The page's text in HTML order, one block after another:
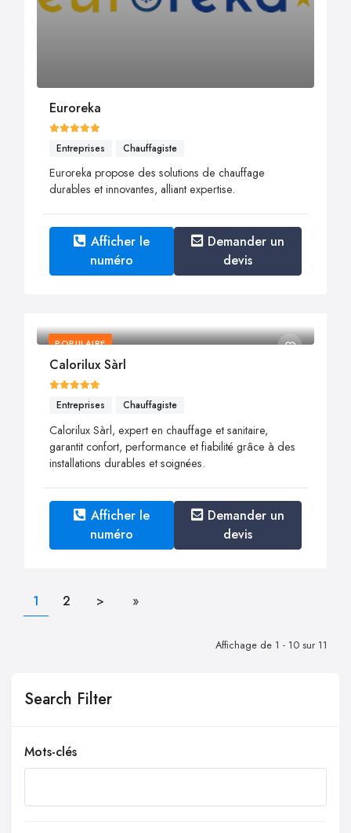
Search Filter
Mots-clés
Euroreka
Entreprises Chauffagiste
Euroreka propose des solutions de chauffage
durables et innovantes, alliant expertise.
Afficher le
numéro
Demander un
devis
POPULAIRE
Calorilux Sàrl
Entreprises Chauffagiste
Calorilux Sàrl, expert en chauffage et sanitaire,
garantit confort, performance et fiabilité grâce à des
installations durables et soignées.
Afficher le
numéro
Demander un
devis
1 2 > »
Affichage de 1 - 10 sur 11